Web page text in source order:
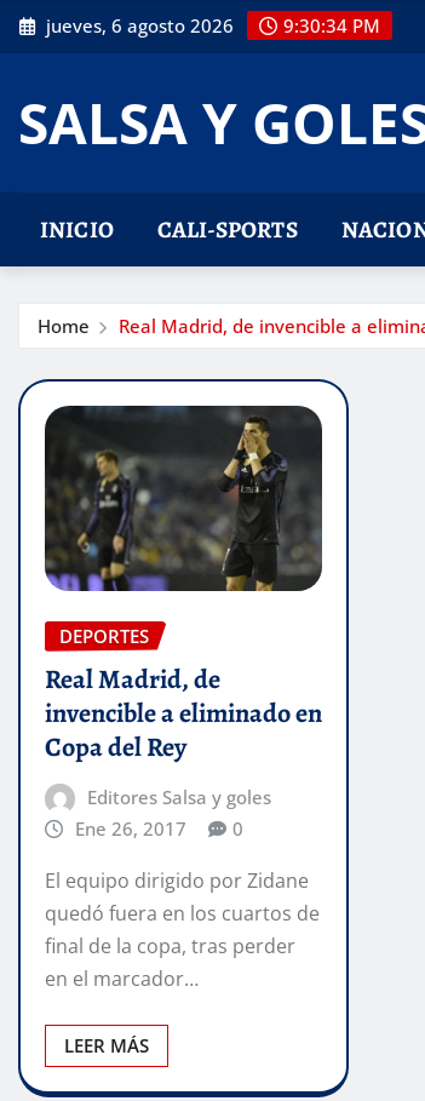
Skip
to
jueves, 6 agosto 2026 9:30:34 PM
SALSA Y
INICIO CALI-SPORTS
Home Real Madrid, de invencible a
DEPORTES
Real Madrid, de
invencible a eliminado en
Copa del Rey
Editores Salsa y goles
Ene 26, 2017
0
El equipo dirigido por Zidane
quedó fuera en los cuartos de
final de la copa, tras perder
en el marcador…
LEER MÁS